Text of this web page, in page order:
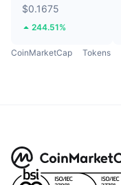
$0.1675
244.51%
CoinMarketCap Tokens